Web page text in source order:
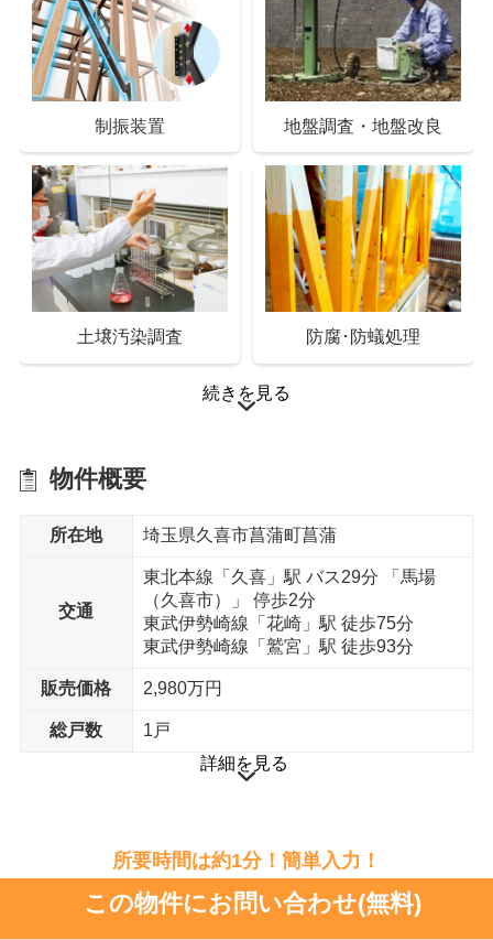
Low-Eペアガラス 樹脂複合サッシ
室内物干し 室外物干し金物
制振装置 地盤調査・地盤改良
土壌汚染調査 防腐･防蟻処理
断熱材 ベタ基礎工法
続きを見る
物件概要
所在地 埼玉県久喜市菖蒲町菖蒲
交通
東北本線「久喜」駅 バス29分 「馬場
（久喜市）」 停歩2分
東武伊勢崎線「花崎」駅 徒歩75分
東武伊勢崎線「鷲宮」駅 徒歩93分
販売価格 2,980万円
総戸数
1戸
詳細を見る
所要時間は約1分！簡単入力！
この物件にお問い合わせ(無料)